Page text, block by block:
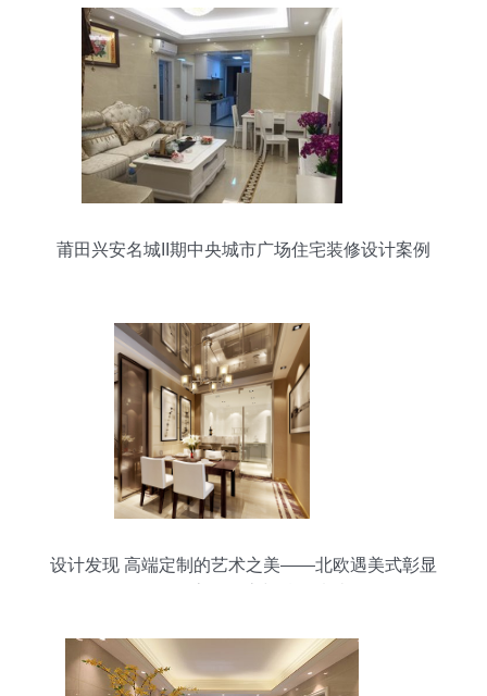
莆田兴安名城II期中央城市广场住宅装修设计案例
设计发现 高端定制的艺术之美——北欧遇美式彰显